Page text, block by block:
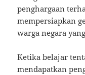
penghargaan
mempersiapkan
warga negara
Ketika belajar
mendapatkan